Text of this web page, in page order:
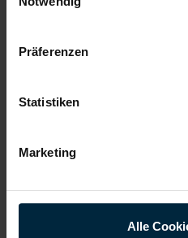
Präferenzen
Statistiken
Marketing
Alle
Regionaler
Wir stellen
persönliche